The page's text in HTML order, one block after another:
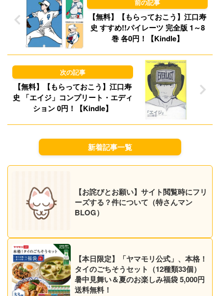
n
【無料】【もらっておこう】江口寿
史 すすめ!!パイレーツ 完全版 1～8
巻 各0円！【Kindle】
【無料】【もらっておこう】江口寿
史 「エイジ」コンプリート・エディ
ション 0円！【Kindle】
新着記事一覧
【お詫びとお願い】サイト閲覧時にフリ
ーズする？件について（特さんマン
BLOG）
【本日限定】「ヤマモリ公式」、本格！
タイのごちそうセット（12種類33個）
暑中見舞い＆夏のお楽しみ福袋 5,000円
送料無料！